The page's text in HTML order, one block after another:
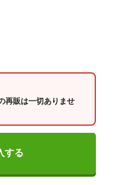
再販は一切ありませ
する